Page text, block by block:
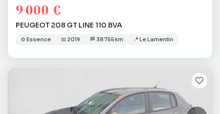
9 000 €
PEUGEOT 208 GT LINE 110 BVA
⚙️ Essence 📅 2019 🏁 38 755 km 📍 Le Lamentin